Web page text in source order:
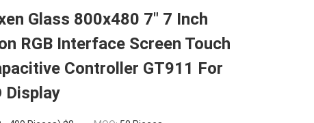
Glass 800x480 7" 7 Inch
RGB Interface Screen Touch
Controller GT911 For
Display